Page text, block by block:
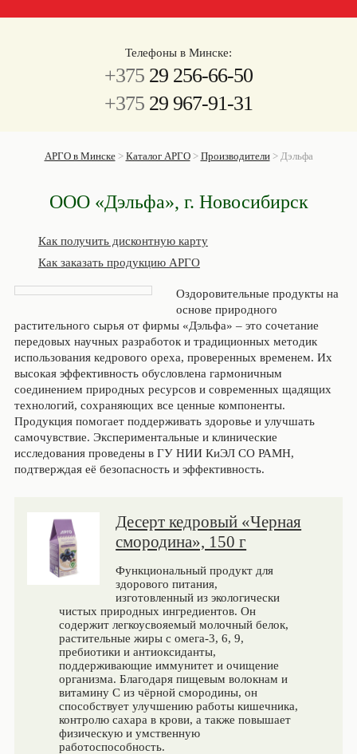
Телефоны в Минске:
+375 29 256-66-50
+375 29 967-91-31
АРГО в Минске> Каталог АРГО> Производители> Дэльфа
ООО «Дэльфа», г. Новосибирск
Как получить дисконтную карту
Как заказать продукцию АРГО
Оздоровительные продукты на
основе природного
растительного сырья от фирмы «Дэльфа» – это сочетание
передовых научных разработок и традиционных методик
использования кедрового ореха, проверенных временем. Их
высокая эффективность обусловлена гармоничным
соединением природных ресурсов и современных щадящих
технологий, сохраняющих все ценные компоненты.
Продукция помогает поддерживать здоровье и улучшать
самочувствие. Экспериментальные и клинические
исследования проведены в ГУ НИИ КиЭЛ СО РАМН,
подтверждая её безопасность и эффективность.
Десерт кедровый «Черная
смородина», 150 г
Функциональный продукт для
здорового питания,
изготовленный из экологически
чистых природных ингредиентов. Он
содержит легкоусвояемый молочный белок,
растительные жиры с омега-3, 6, 9,
пребиотики и антиоксиданты,
поддерживающие иммунитет и очищение
организма. Благодаря пищевым волокнам и
витамину С из чёрной смородины, он
способствует улучшению работы кишечника,
контролю сахара в крови, а также повышает
физическую и умственную
работоспособность.